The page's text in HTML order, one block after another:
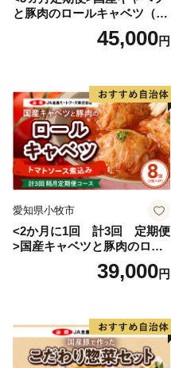
と豚肉のロールキャベツ（6P
45,000円
愛知県小牧市
<2か月に1回 計3回 定期便
>国産キャベツと豚肉のロー
ルキャベツ（4P入り）
39,000円